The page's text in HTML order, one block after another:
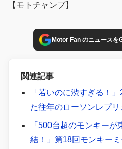
【モトチャンプ】
Motor Fan のニュースを
関連記事
「若いのに渋すぎる！
た往年のローソンレプリ
「500台超のモンキー
結！」第18回モンキー